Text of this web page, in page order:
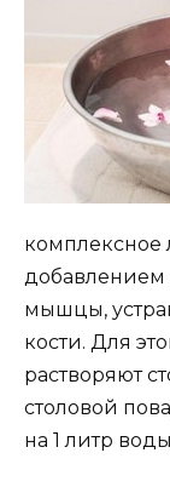
комплексное
добавлением
мышцы,
кости. Для
растворяют
столовой
на 1 литр